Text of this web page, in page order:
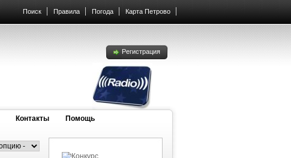
Поиск Правила Погода Карта Петрово
Регистрация
Контакты Помощь